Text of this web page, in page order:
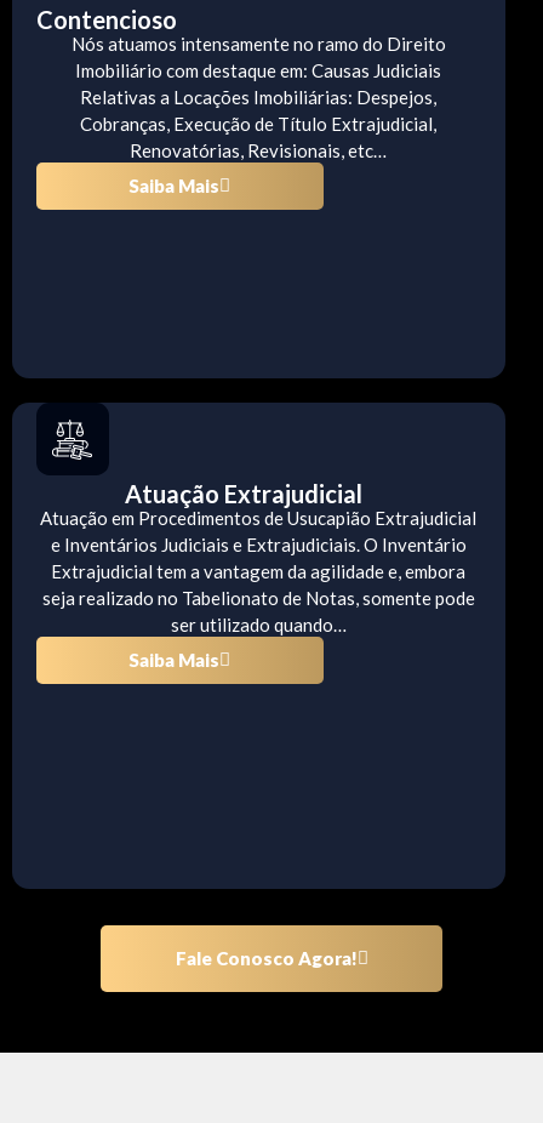
Contencioso
Nós atuamos intensamente no ramo do Direito
Imobiliário com destaque em: Causas Judiciais
Relativas a Locações Imobiliárias: Despejos,
Cobranças, Execução de Título Extrajudicial,
Renovatórias, Revisionais, etc…
Saiba Mais
Atuação Extrajudicial
Atuação em Procedimentos de Usucapião Extrajudicial
e Inventários Judiciais e Extrajudiciais. O Inventário
Extrajudicial tem a vantagem da agilidade e, embora
seja realizado no Tabelionato de Notas, somente pode
ser utilizado quando…
Saiba Mais
Fale Conosco Agora!